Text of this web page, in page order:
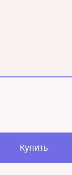
Купить